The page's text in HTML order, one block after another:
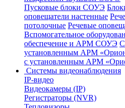
Пусковые блоки СОУЭ
оповещатели настенные
потолочные Речевые
Вспомогательное
обеспечение и АРМ СОУЭ
установленным АРМ
с установленным АРМ
Системы видеонаблюдения
IP-видео
Видеокамеры (IP)
Регистраторы (NVR)